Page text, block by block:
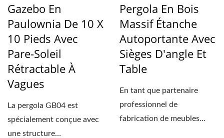
Gazebo En
Paulownia De 10 X
10 Pieds Avec
Pare-Soleil
Rétractable À
Vagues
La pergola GB04 est
spécialement conçue avec
une structure
Pergola En Bois
Massif Étanche
Autoportante Avec
Sièges D'angle Et
Table
En tant que partenaire
professionnel de
fabrication de meubles